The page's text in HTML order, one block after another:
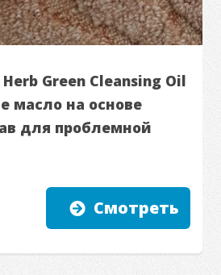
Green Cleansing Oil
масло на основе
для проблемной
Смотреть